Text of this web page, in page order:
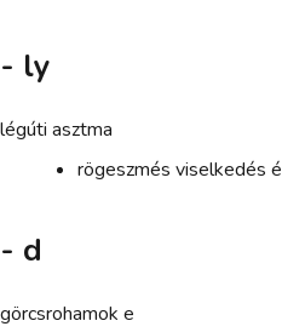
- ly
légúti asztma
rögeszmés viselkedés é
- d
görcsrohamok e